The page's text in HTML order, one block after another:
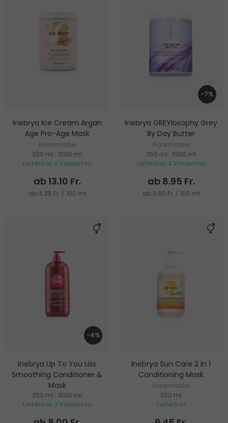
Inebrya Ice Cream Argan
Age Pro-Age Mask
Haarmaske
300 ml
1000 ml
Lieferbar 2 Varianten
ab 13.10 Fr.
ab 4.35 Fr. / 100 ml
-7%
Inebrya GREYlosophy Grey
By Day Butter
Haarmaske
250 ml
1000 ml
Lieferbar 2 Varianten
ab 8.95 Fr.
ab 3.60 Fr. / 100 ml
-4%
Inebrya Up To You Liss
Smoothing Conditioner &
Mask
Conditioner
250 ml
1000 ml
Lieferbar 2 Varianten
Inebrya Sun Care 2 In 1
Conditioning Mask
Haarmaske
300 ml
Lieferbar